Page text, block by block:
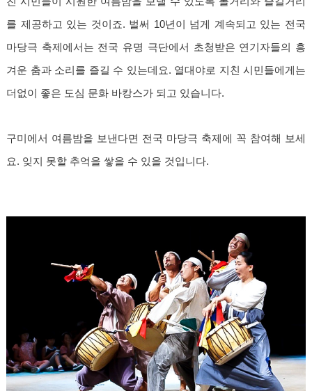
를 제공하고 있는 것이죠. 벌써 10년이 넘게 계속되고 있는 전국
마당극 축제에서는 전국 유명 극단에서 초청받은 연기자들의 흥
겨운 춤과 소리를 즐길 수 있는데요. 열대야로 지친 시민들에게는
더없이 좋은 도심 문화 바캉스가 되고 있습니다.
구미에서 여름밤을 보낸다면 전국 마당극 축제에 꼭 참여해 보세
요. 잊지 못할 추억을 쌓을 수 있을 것입니다.